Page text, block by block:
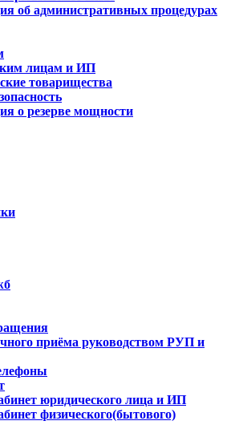
об административных процедурах
лицам и ИП
товарищества
о резерве мощности
приёма руководством РУП и
юридического лица и ИП
физического(бытового)